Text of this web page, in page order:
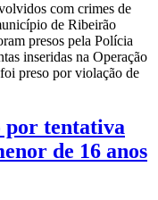
com crimes de
de Ribeirão
presos pela Polícia
inseridas na Operação
preso por violação de
por tentativa
de 16 anos